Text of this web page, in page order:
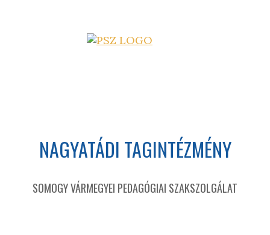
NAGYATÁDI TAGINTÉZMÉNY
SOMOGY VÁRMEGYEI PEDAGÓGIAI SZAKSZOLGÁLAT